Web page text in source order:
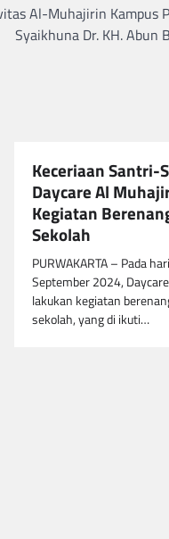
Al-Muhajirin Kampus
Syaikhuna Dr. KH. Abun
Keceriaan Santri-
Daycare Al
Kegiatan
Sekolah
PURWAKARTA – Pada
September 2024,
lakukan kegiatan
sekolah, yang di ikuti…